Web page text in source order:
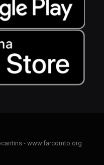
- www.farcomto.org